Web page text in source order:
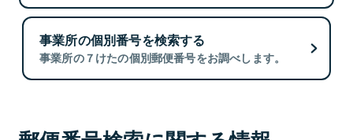
事業所の個別番号を検索する
事業所の７けたの個別郵便番号をお調べします。